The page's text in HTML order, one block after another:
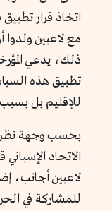
اتخاذ قرار
مع لاعبين
ذلك، يدعي
تطبيق هذه
للإقليم بل
الاتحاد
لاعبين أجانب،
للمشاركة في